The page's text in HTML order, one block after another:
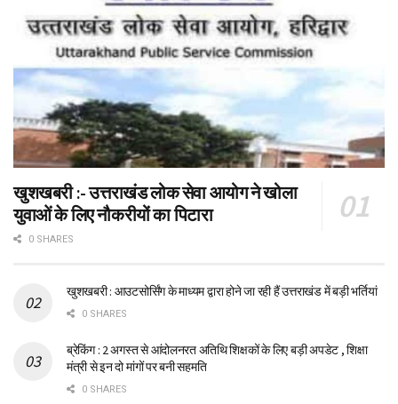
खुशखबरी :- उत्तराखंड लोक सेवा आयोग ने खोला
युवाओं के लिए नौकरीयों का पिटारा
0 SHARES
खुशखबरी : आउटसोर्सिंग के माध्यम द्वारा होने जा रही हैं उत्तराखंड में बड़ी भर्तियां
0 SHARES
ब्रेकिंग : 2 अगस्त से आंदोलनरत अतिथि शिक्षकों के लिए बड़ी अपडेट , शिक्षा
मंत्री से इन दो मांगों पर बनी सहमति
0 SHARES